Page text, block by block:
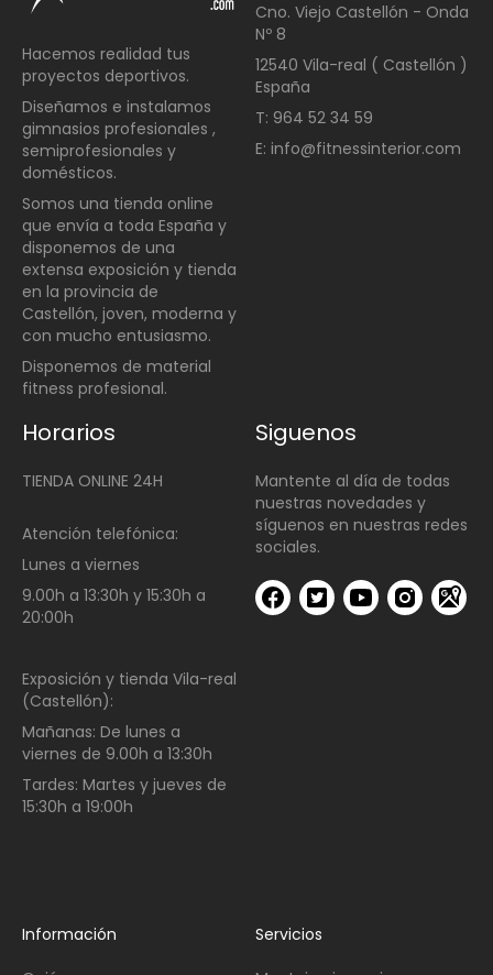
Hacemos realidad tus
proyectos deportivos.
Diseñamos e instalamos
gimnasios profesionales ,
semiprofesionales y
domésticos.
Somos una tienda online
que envía a toda España y
disponemos de una
extensa exposición y tienda
en la provincia de
Castellón, joven, moderna y
con mucho entusiasmo.
Disponemos de material
fitness profesional.
Cno. Viejo Castellón - Onda
Nº 8
12540 Vila-real ( Castellón )
España
T: 964 52 34 59
E: info@fitnessinterior.com
Horarios
TIENDA ONLINE 24H
Atención telefónica:
Lunes a viernes
9.00h a 13:30h y 15:30h a
20:00h
Exposición y tienda Vila-real
(Castellón):
Mañanas: De lunes a
viernes de 9.00h a 13:30h
Tardes: Martes y jueves de
15:30h a 19:00h
Siguenos
Mantente al día de todas
nuestras novedades y
síguenos en nuestras redes
sociales.
Información
Servicios